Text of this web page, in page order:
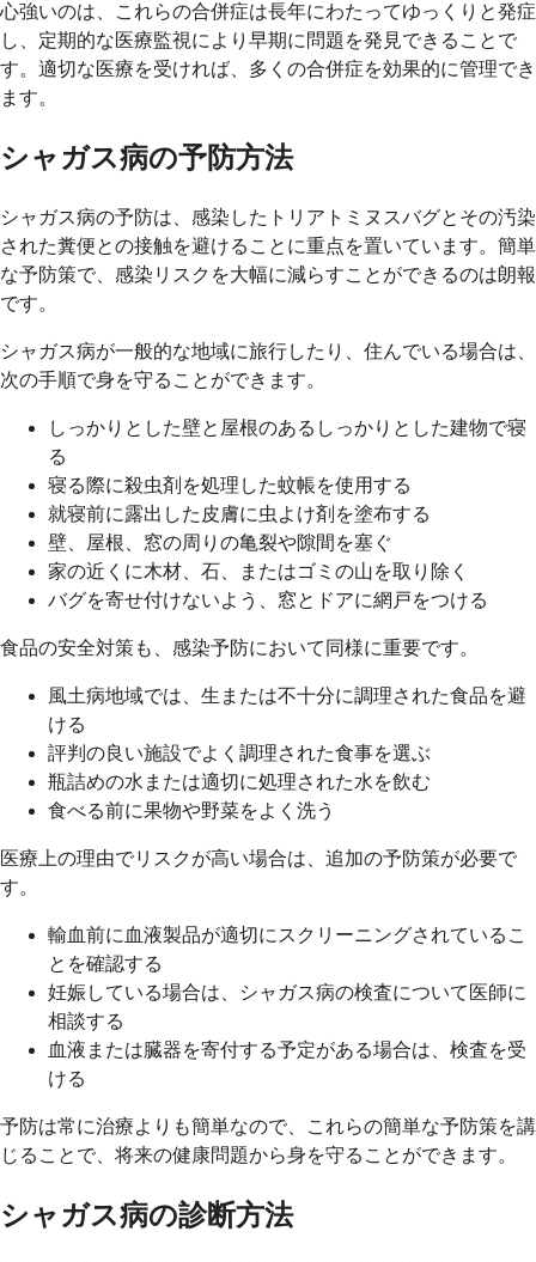
心強いのは、これらの合併症は長年にわたってゆっくりと発症
し、定期的な医療監視により早期に問題を発見できることで
す。適切な医療を受ければ、多くの合併症を効果的に管理でき
ます。
シャガス病の予防方法
シャガス病の予防は、感染したトリアトミヌスバグとその汚染
された糞便との接触を避けることに重点を置いています。簡単
な予防策で、感染リスクを大幅に減らすことができるのは朗報
です。
シャガス病が一般的な地域に旅行したり、住んでいる場合は、
次の手順で身を守ることができます。
しっかりとした壁と屋根のあるしっかりとした建物で寝
る
寝る際に殺虫剤を処理した蚊帳を使用する
就寝前に露出した皮膚に虫よけ剤を塗布する
壁、屋根、窓の周りの亀裂や隙間を塞ぐ
家の近くに木材、石、またはゴミの山を取り除く
バグを寄せ付けないよう、窓とドアに網戸をつける
食品の安全対策も、感染予防において同様に重要です。
風土病地域では、生または不十分に調理された食品を避
ける
評判の良い施設でよく調理された食事を選ぶ
瓶詰めの水または適切に処理された水を飲む
食べる前に果物や野菜をよく洗う
医療上の理由でリスクが高い場合は、追加の予防策が必要で
す。
輸血前に血液製品が適切にスクリーニングされているこ
とを確認する
妊娠している場合は、シャガス病の検査について医師に
相談する
血液または臓器を寄付する予定がある場合は、検査を受
ける
予防は常に治療よりも簡単なので、これらの簡単な予防策を講
じることで、将来の健康問題から身を守ることができます。
シャガス病の診断方法